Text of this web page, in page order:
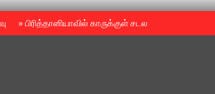
»பிரித்தானியாவில் காருக்குள் சடலம் -தமிழருடையதா ?